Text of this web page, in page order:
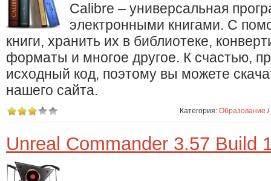
Calibre – универсальная
электронными книгами. С
книги, хранить их в библиотеке,
форматы и многое другое. К счастью,
исходный код, поэтому вы можете
нашего сайта.
Категория: Образование /
Unreal Commander 3.57 Build